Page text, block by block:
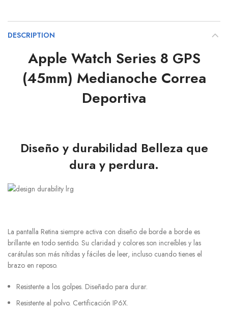
DESCRIPTION
Apple Watch Series 8 GPS
(45mm) Medianoche Correa
Deportiva
Diseño y durabilidad Belleza que
dura y perdura.
La pantalla Retina siempre activa con diseño de borde a borde es
brillante en todo sentido. Su claridad y colores son increíbles y las
carátulas son más nítidas y fáciles de leer, incluso cuando tienes el
brazo en reposo.
Resistente a los golpes. Diseñado para durar.
Resistente al polvo. Certificación IP6X.